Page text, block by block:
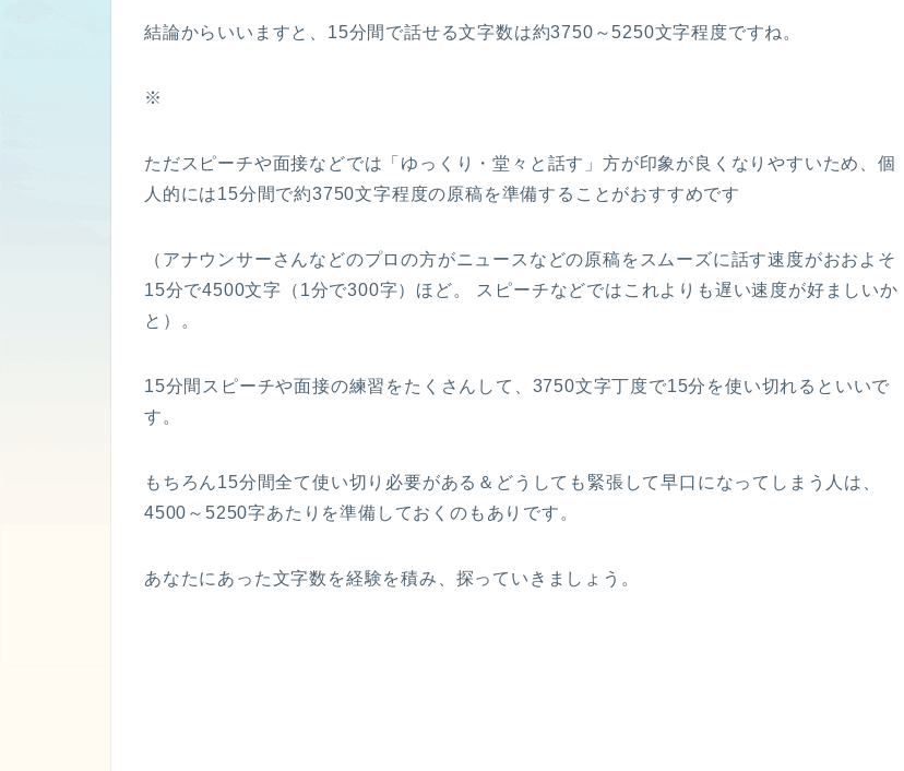
結論からいいますと、15分間で話せる文字数は約3750～5250文字程度ですね。
※
ただスピーチや面接などでは「ゆっくり・堂々と話す」方が印象が良くなりやすいため、個
人的には15分間で約3750文字程度の原稿を準備することがおすすめです
（アナウンサーさんなどのプロの方がニュースなどの原稿をスムーズに話す速度がおおよそ
15分で4500文字（1分で300字）ほど。 スピーチなどではこれよりも遅い速度が好ましいか
と）。
15分間スピーチや面接の練習をたくさんして、3750文字丁度で15分を使い切れるといいで
す。
もちろん15分間全て使い切り必要がある＆どうしても緊張して早口になってしまう人は、
4500～5250字あたりを準備しておくのもありです。
あなたにあった文字数を経験を積み、探っていきましょう。